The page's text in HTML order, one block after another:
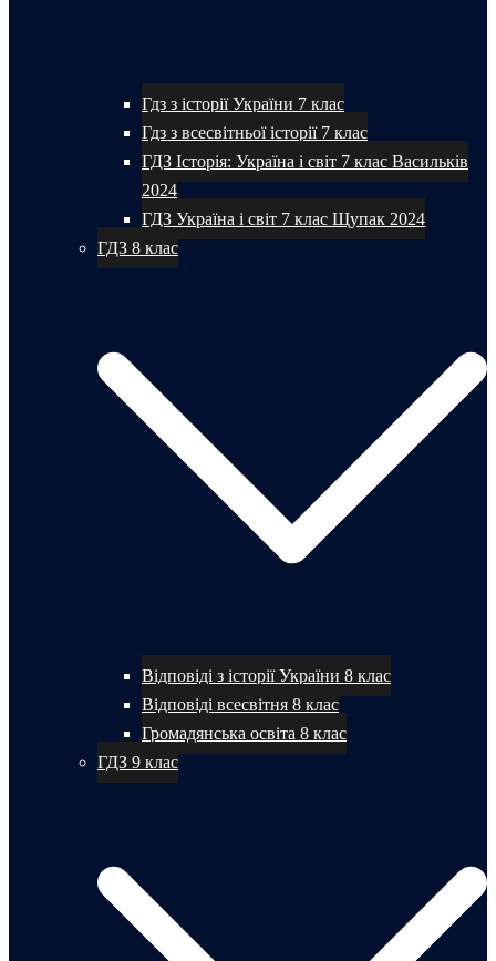
Гдз з історії України 7 клас
Гдз з всесвітньої історії 7 клас
ГДЗ Історія: Україна і світ 7 клас Васильків
2024
ГДЗ Україна і світ 7 клас Щупак 2024
ГДЗ 8 клас
Відповіді з історії України 8 клас
Відповіді всесвітня 8 клас
Громадянська освіта 8 клас
ГДЗ 9 клас